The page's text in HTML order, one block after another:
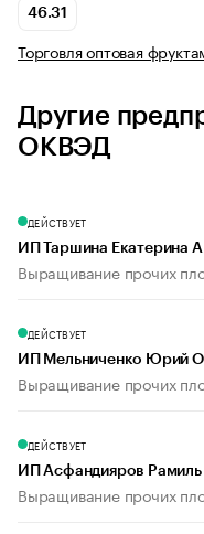
46.31
Торговля оптовая
Другие
ОКВЭД
ДЕЙСТВУЕТ
ИП Таршина Екатерина
Выращивание прочих
ДЕЙСТВУЕТ
ИП Мельниченко Юрий
Выращивание прочих
ДЕЙСТВУЕТ
ИП Асфандияров Рамиль
Выращивание прочих